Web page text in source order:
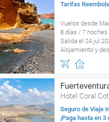
Tarifas
Vuelos desde
8 días / 7 noches
Salida el 24 jul
Alojamiento y
Hotel Coral
Seguro de Viaje
¡Paga hasta en